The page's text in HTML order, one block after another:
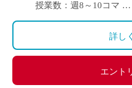
授業数：週8～10コマ
勤務時間：月（
15:00）、金（13:30～
授業期間：10/1～11/15
詳し
エント